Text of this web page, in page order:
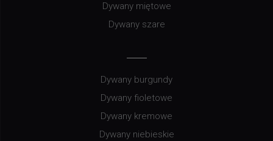
Dywany miętowe
Dywany szare
Dywany burgundy
Dywany fioletowe
Dywany kremowe
Dywany niebieskie